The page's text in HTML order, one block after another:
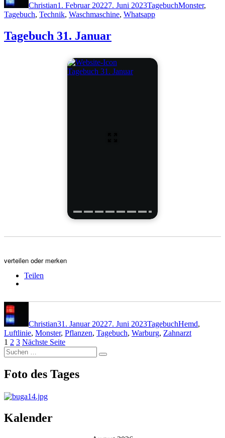
Christian1. Februar 20227. Juni 2023TagebuchMonster,
Tagebuch, Technik, Waschmaschine, Whatsapp
Tagebuch 31. Januar
Tagebuch 31. Januar
verteilen oder merken
Teilen
Christian31. Januar 20227. Juni 2023TagebuchHemd,
Luftlinie, Monster, Pflanzen, Tagebuch, Warburg, Zahnarzt
Seitennummerierung
der
Beiträge
Seite
1 Seite
2 Seite
3 Nächste Seite
Suchen
nach:
Suchen
Foto des Tages
Kalender